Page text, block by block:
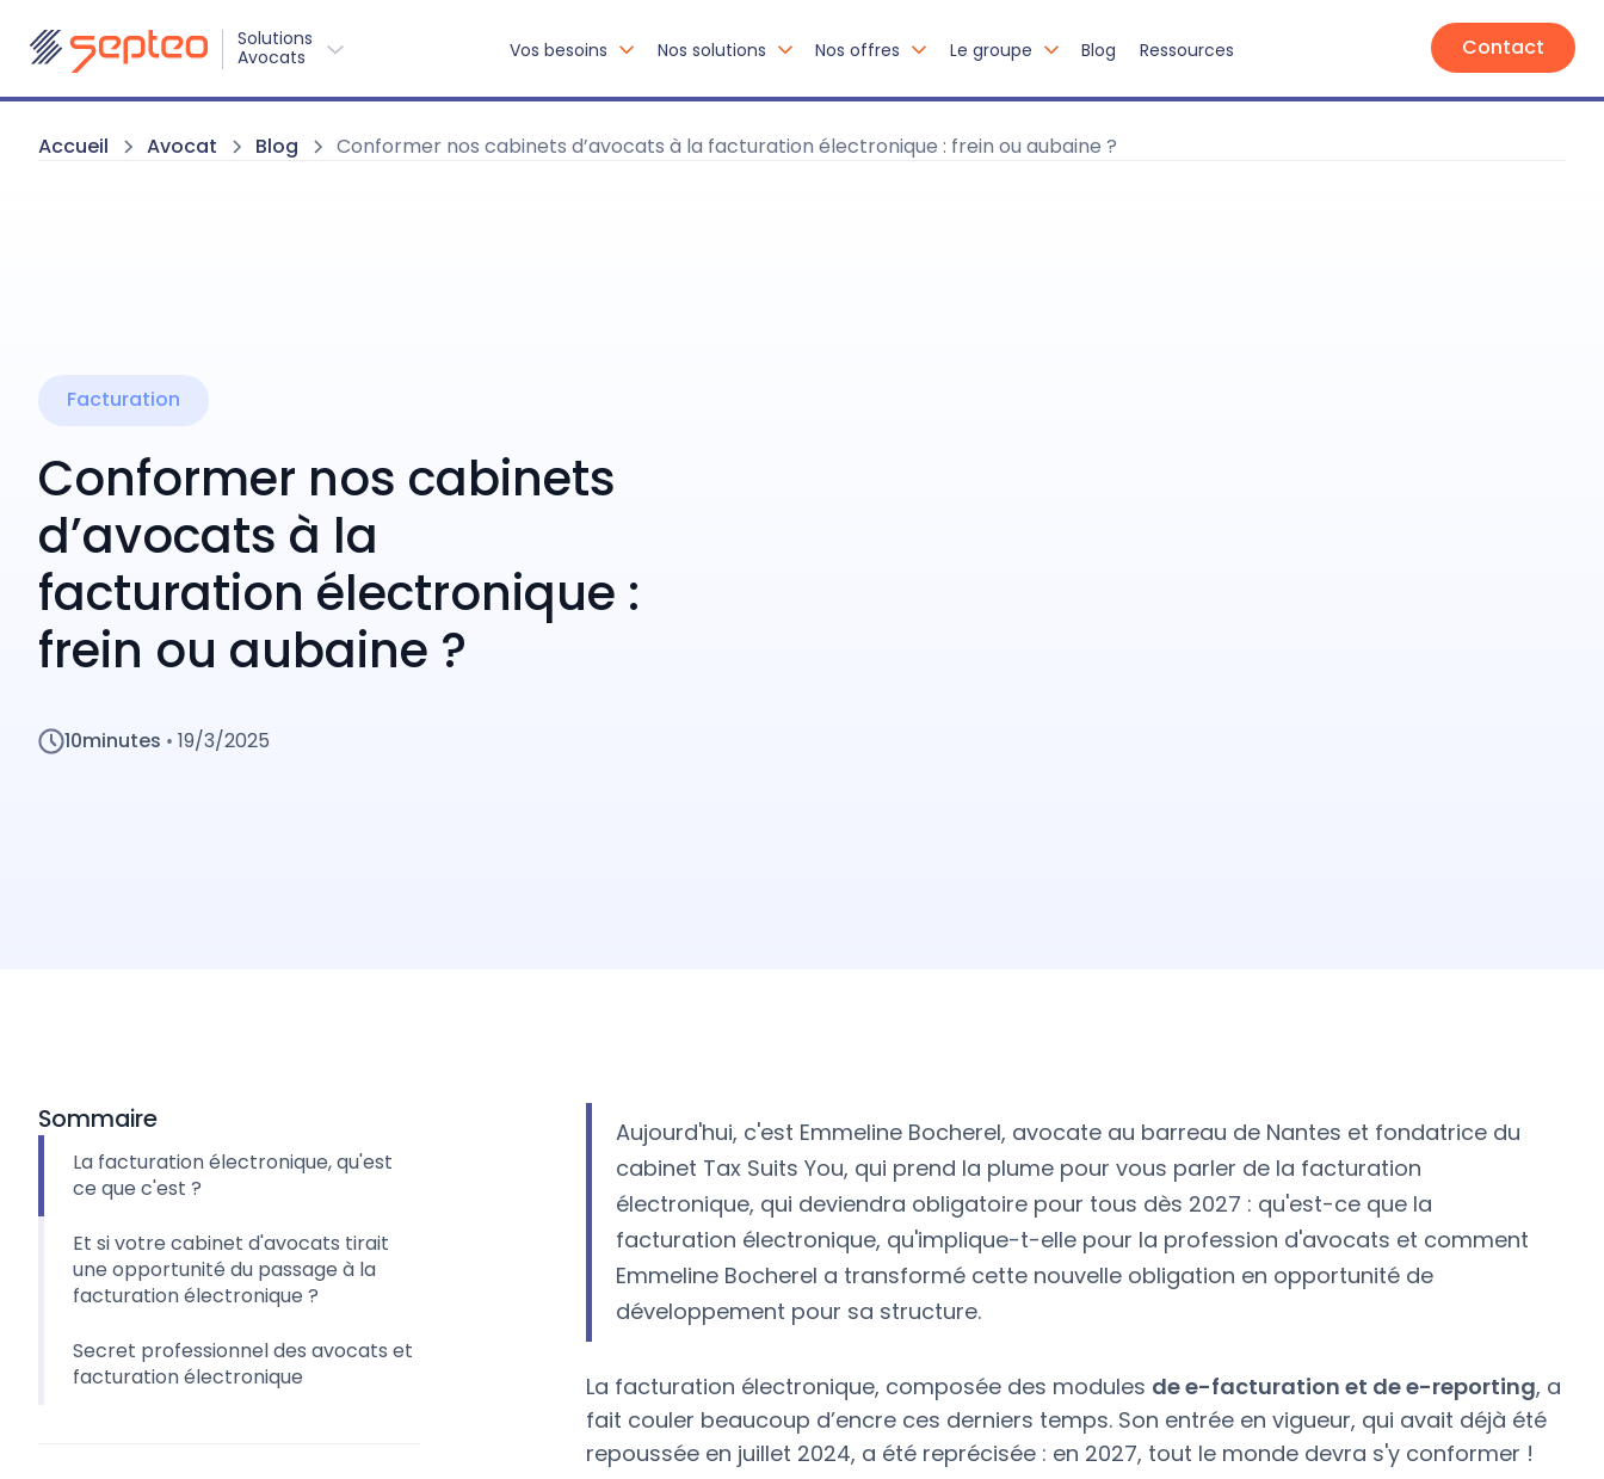
Solutions
Avocats
Vos besoins Nos solutions Nos offres Le groupe Blog Ressources Contact
Accueil Avocat Blog Conformer nos cabinets d’avocats à la facturation électronique : frein ou aubaine ?
Facturation
Conformer nos cabinets
d’avocats à la
facturation électronique :
frein ou aubaine ?
10minutes • 19/3/2025
Sommaire
La facturation électronique, qu'est
ce que c'est ?
Et si votre cabinet d'avocats tirait
une opportunité du passage à la
facturation électronique ?
Secret professionnel des avocats et
facturation électronique
Aujourd'hui, c'est Emmeline Bocherel, avocate au barreau de Nantes et fondatrice du
cabinet Tax Suits You, qui prend la plume pour vous parler de la facturation
électronique, qui deviendra obligatoire pour tous dès 2027 : qu'est-ce que la
facturation électronique, qu'implique-t-elle pour la profession d'avocats et comment
Emmeline Bocherel a transformé cette nouvelle obligation en opportunité de
développement pour sa structure.
La facturation électronique, composée des modules de e-facturation et de e-reporting, a
fait couler beaucoup d’encre ces derniers temps. Son entrée en vigueur, qui avait déjà été
repoussée en juillet 2024, a été reprécisée : en 2027, tout le monde devra s'y conformer !